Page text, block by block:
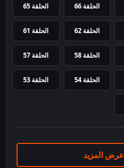
الحلقة 66 الحلقة 65
الحلقة 62 الحلقة 61
الحلقة 58 الحلقة 57
الحلقة 54 الحلقة 53
عرض المزيد